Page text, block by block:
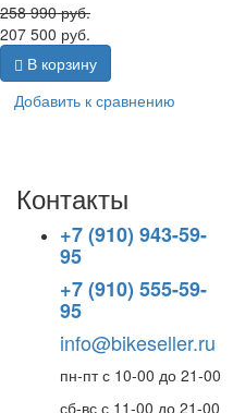
258 990руб.
207 500 руб.
В корзину
Добавить к сравнению
Контакты
+7 (910) 943-59-
95
+7 (910) 555-59-
95
info@bikeseller.ru
пн-пт с 10-00 до 21-00
сб-вс с 11-00 до 21-00